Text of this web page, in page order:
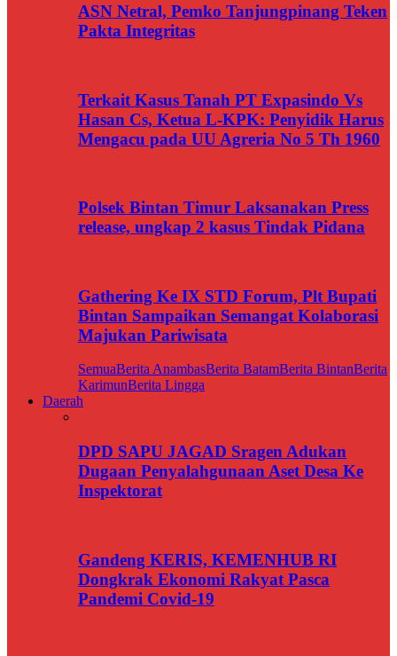
ASN Netral, Pemko Tanjungpinang Teken
Pakta Integritas
Terkait Kasus Tanah PT Expasindo Vs
Hasan Cs, Ketua L-KPK: Penyidik Harus
Mengacu pada UU Agreria No 5 Th 1960
Polsek Bintan Timur Laksanakan Press
release, ungkap 2 kasus Tindak Pidana
Gathering Ke IX STD Forum, Plt Bupati
Bintan Sampaikan Semangat Kolaborasi
Majukan Pariwisata
SemuaBerita AnambasBerita BatamBerita BintanBerita
KarimunBerita Lingga
Daerah
DPD SAPU JAGAD Sragen Adukan
Dugaan Penyalahgunaan Aset Desa Ke
Inspektorat
Gandeng KERIS, KEMENHUB RI
Dongkrak Ekonomi Rakyat Pasca
Pandemi Covid-19